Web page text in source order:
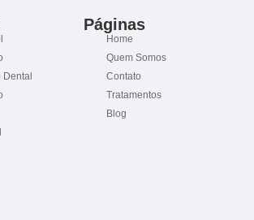
Dental
Páginas
Home
Quem Somos
Contato
Tratamentos
Blog